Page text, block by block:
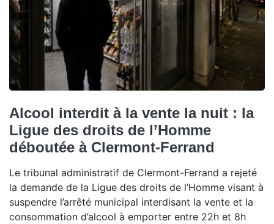
Alcool interdit à la vente la nuit : la
Ligue des droits de l’Homme
déboutée à Clermont-Ferrand
Le tribunal administratif de Clermont-Ferrand a rejeté
la demande de la Ligue des droits de l’Homme visant à
suspendre l’arrêté municipal interdisant la vente et la
consommation d’alcool à emporter entre 22h et 8h